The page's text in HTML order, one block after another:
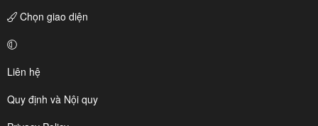
Chọn giao diện
Liên hệ
Quy định và Nội quy